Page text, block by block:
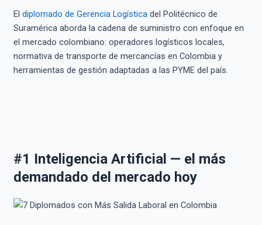
El diplomado de Gerencia Logísticadel Politécnico de
Suramérica aborda la cadena de suministro con enfoque en
el mercado colombiano: operadores logísticos locales,
normativa de transporte de mercancías en Colombia y
herramientas de gestión adaptadas a las PYME del país.
#1 Inteligencia Artificial — el más
demandado del mercado hoy